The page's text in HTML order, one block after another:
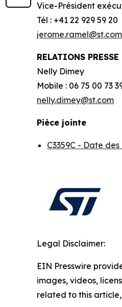
Vice-Président
Tél : +41 22 929 59 20
jerome.ramel@st.com
RELATIONS PRESSE
Nelly Dimey
Mobile : 06 75 00 73
nelly.dimey@st.com
Pièce jointe
C3359C - Date
Legal Disclaimer:
EIN Presswire
images, videos,
related to this